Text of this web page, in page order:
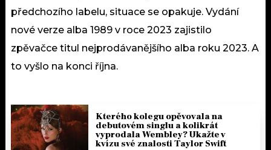
předchozího labelu, situace se opakuje. Vydání
nové verze alba 1989 v roce 2023 zajistilo
zpěvačce titul nejprodávanějšího alba roku 2023. A
to vyšlo na konci října.
Kterého kolegu opěvovala na
debutovém singlu a kolikrát
vyprodala Wembley? Ukažte v
kvízu své znalosti Taylor Swift